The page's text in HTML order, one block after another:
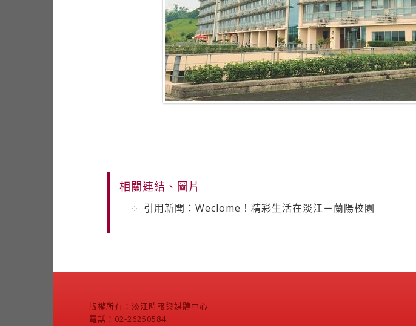
相關連結、圖片
引用新聞：Weclome！精彩生活在淡江－蘭陽校園
版權所有：淡江時報與媒體中心
電話：02-26250584